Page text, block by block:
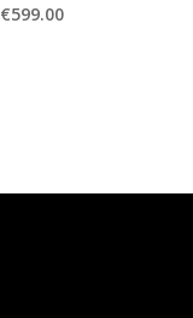
Oorspronkelijke
€599.00Huidige